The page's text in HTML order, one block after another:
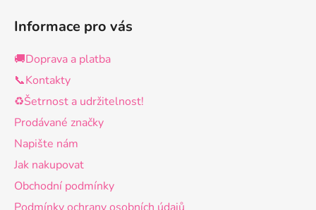
Informace pro vás
🚚Doprava a platba
📞Kontakty
♻️Šetrnost a udržitelnost!
Prodávané značky
Napište nám
Jak nakupovat
Obchodní podmínky